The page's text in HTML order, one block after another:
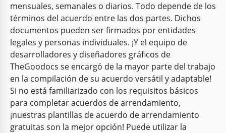
Contrato de arrendamiento simple.
El modelo de Contrato de Arrendamiento cubre
todos los elementos esenciales requeridos en un
contrato de arrendamiento.
mensuales, semanales o diarios. Todo depende de los
términos del acuerdo entre las dos partes. Dichos
documentos pueden ser firmados por entidades
legales y personas individuales. ¡Y el equipo de
desarrolladores y diseñadores gráficos de
TheGoodocs se encargó de la mayor parte del trabajo
en la compilación de su acuerdo versátil y adaptable!
Si no está familiarizado con los requisitos básicos
para completar acuerdos de arrendamiento,
¡nuestras plantillas de acuerdo de arrendamiento
gratuitas son la mejor opción! Puede utilizar la